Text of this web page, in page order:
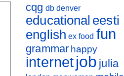
cqg db denver
educational eesti
english ex food fun
grammar happy
internetjob julia